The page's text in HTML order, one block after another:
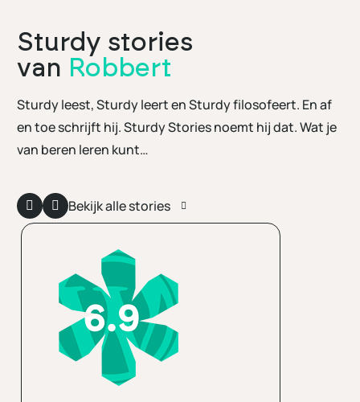
Sturdy stories
van Robbert
Sturdy leest, Sturdy leert en Sturdy filosofeert. En af
en toe schrijft hij. Sturdy Stories noemt hij dat. Wat je
van beren leren kunt…
Bekijk alle stories